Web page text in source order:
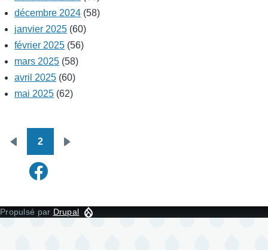
décembre 2024 (58)
janvier 2025 (60)
février 2025 (56)
mars 2025 (58)
avril 2025 (60)
mai 2025 (62)
Pagination
Page
précédente
2
Propulsé par Drupal